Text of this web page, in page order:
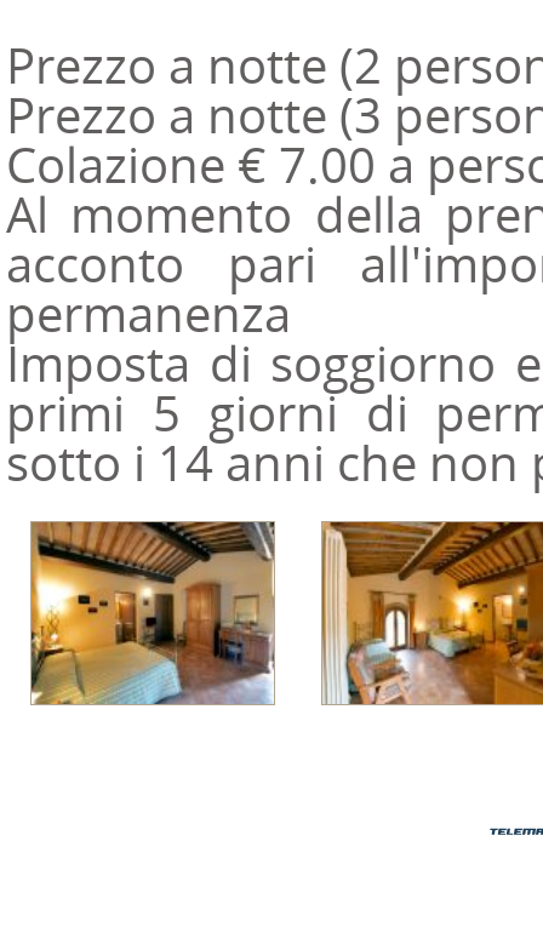
Prezzo a notte (2
Prezzo a notte (3
Colazione € 7.00 a
Al momento della
acconto pari
permanenza
Imposta di soggiorno
primi 5 giorni di
sotto i 14 anni che non